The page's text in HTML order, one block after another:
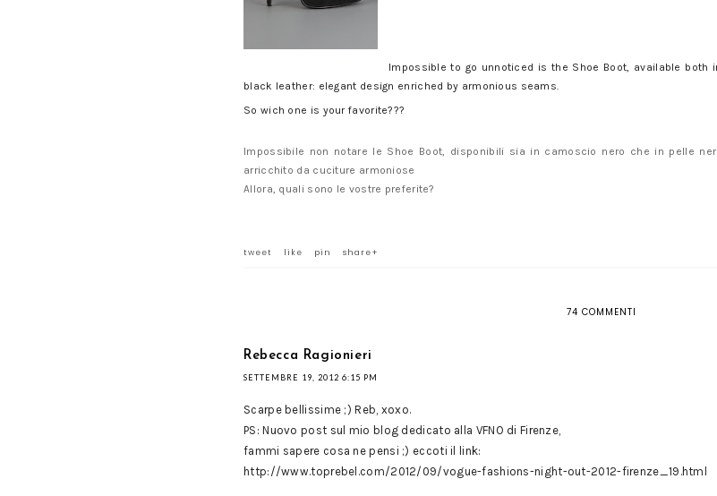
Impossible to go unnoticed is the Shoe Boot, available both
black leather: elegant design enriched by armonious seams.
So wich one is your favorite???
Impossibile non notare le Shoe Boot, disponibili sia in camoscio nero che in pelle
arricchito da cuciture armoniose
Allora, quali sono le vostre preferite?
tweet like pin share+
74 COMMENTI
Rebecca Ragionieri
SETTEMBRE 19, 2012 6:15 PM
Scarpe bellissime ;) Reb, xoxo.
PS: Nuovo post sul mio blog dedicato alla VFNO di Firenze,
fammi sapere cosa ne pensi ;) eccoti il link:
http://www.toprebel.com/2012/09/vogue-fashions-night-out-2012-firenze_19.html